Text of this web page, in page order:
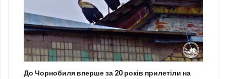
До Чорнобиля вперше за 20 років прилетіли на